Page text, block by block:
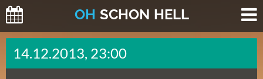
OH SCHON HELL
H
E
14.12.2013, 23:00